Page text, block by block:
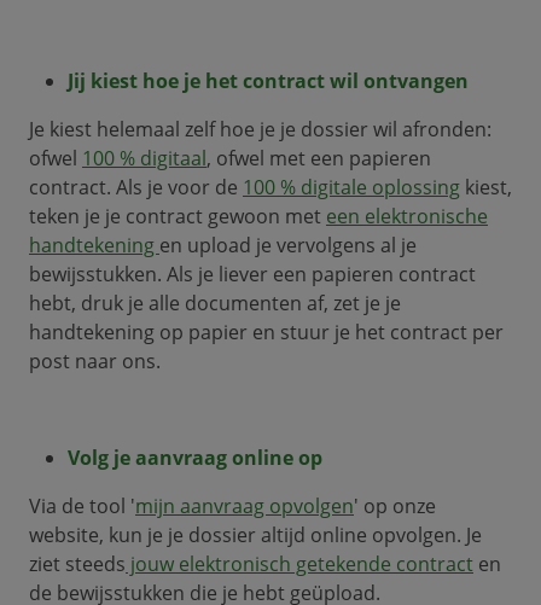
Jij kiest hoe je het contract wil ontvangen
Je kiest helemaal zelf hoe je je dossier wil afronden:
ofwel 100 % digitaal, ofwel met een papieren
contract. Als je voor de 100 % digitale oplossing kiest,
teken je je contract gewoon met een elektronische
handtekening en upload je vervolgens al je
bewijsstukken. Als je liever een papieren contract
hebt, druk je alle documenten af, zet je je
handtekening op papier en stuur je het contract per
post naar ons.
Volg je aanvraag online op
Via de tool 'mijn aanvraag opvolgen' op onze
website, kun je je dossier altijd online opvolgen. Je
ziet steeds jouw elektronisch getekende contract en
de bewijsstukken die je hebt geüpload.